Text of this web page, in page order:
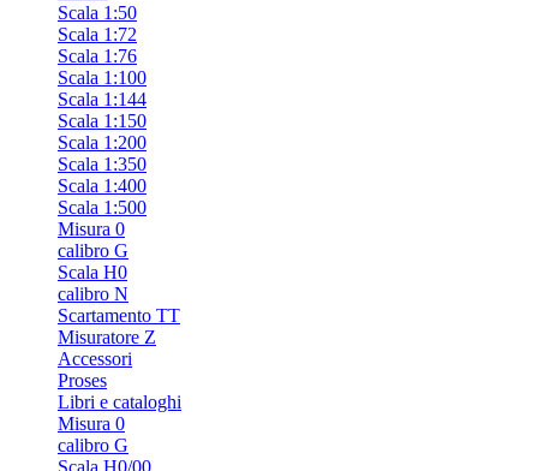
Scala 1:50
Scala 1:72
Scala 1:76
Scala 1:100
Scala 1:144
Scala 1:150
Scala 1:200
Scala 1:350
Scala 1:400
Scala 1:500
Misura 0
calibro G
Scala H0
calibro N
Scartamento TT
Misuratore Z
Accessori
Proses
Libri e cataloghi
Misura 0
calibro G
Scala H0/00